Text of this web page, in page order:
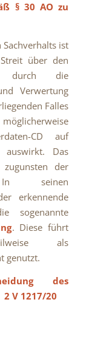
§ 30 AO zu
ist
über den
durch die
Verwertung
Falles
CD auf
auswirkt. Das
der
In seinen
erkennende
sogenannte
. Diese führt
als
genutzt.
des
2 V 1217/20